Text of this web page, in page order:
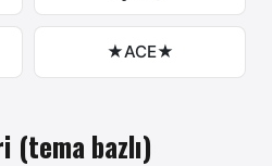
★ACE★
(tema bazlı)